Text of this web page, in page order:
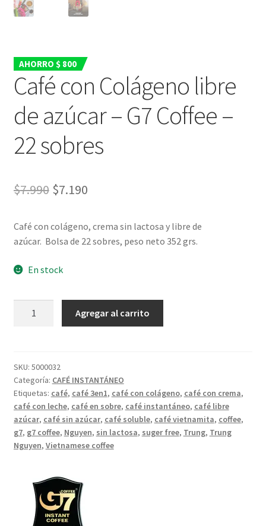
AHORRO $ 800
Café con Colágeno libre
de azúcar – G7 Coffee –
22 sobres
$7.990 El
original
$7.990.
$7.190El
actual
Café con colágeno, crema sin lactosa y libre de
azúcar. Bolsa de 22 sobres, peso neto 352 grs.
En stock
de
azúcar
-
G7
Coffee
-
cantidad
Agregar al carrito
SKU: 5000032
Categoría: CAFÉ INSTANTÁNEO
Etiquetas: café, café 3en1, café con colágeno, café con crema,
café con leche, café en sobre, café instantáneo, café libre
azúcar, café sin azúcar, café soluble, café vietnamita, coffee,
g7, g7 coffee, Nguyen, sin lactosa, suger free, Trung, Trung
Nguyen, Vietnamese coffee